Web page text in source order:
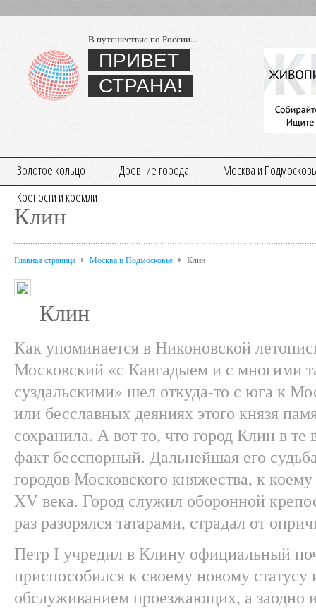
В путешествие по России...
ПРИВЕТ
СТРАНА!
Золотое кольцо Древние города
Москва и
Крепости и кремли
Клин
Главная страница Москва и Подмосковье Клин
Клин
Как упоминается в Никоновской
Московский «с Кавгадыем и с многими
суздальскими» шел откуда-то с юга к
или бесславных деяниях этого князя
сохранила. А вот то, что город Клин в
факт бесспорный. Дальнейшая его
городов Московского княжества, к
XV века. Город служил оборонной
раз разорялся татарами, страдал от
Петр I учредил в Клину официальный
приспособился к своему новому статусу
обслуживанием проезжающих, а заодно